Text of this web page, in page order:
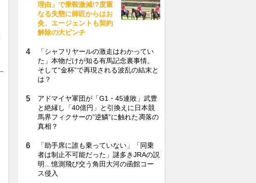
理由」で乗鞍激減!?度重
なる失態に師匠からはお
灸、エージェントも契約
解除の大ピンチ
「シャフリヤールの激走はわかってい
た」本物だけが知る有馬記念裏事情。
そして“金杯”で再現される波乱の結末と
は？
アドマイヤ軍団が「G1・45連敗」武豊
と絶縁し「40億円」と引換えに日本競
馬界フィクサーの”逆鱗”に触れた凋落の
真相？
「助手席に誰も乗っていない」「同乗
者は制止不可能だった」謎多きJRAの説
明…憶測飛び交う角田大河の函館コー
ス侵入